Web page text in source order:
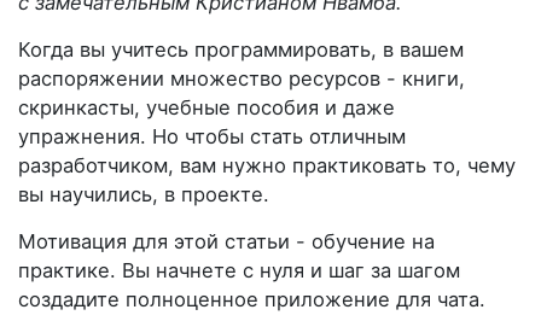
Когда вы учитесь программировать, в вашем
распоряжении множество ресурсов - книги,
скринкасты, учебные пособия и даже
упражнения. Но чтобы стать отличным
разработчиком, вам нужно практиковать то, чему
вы научились, в проекте.
Мотивация для этой статьи - обучение на
практике. Вы начнете с нуля и шаг за шагом
создадите полноценное приложение для чата.